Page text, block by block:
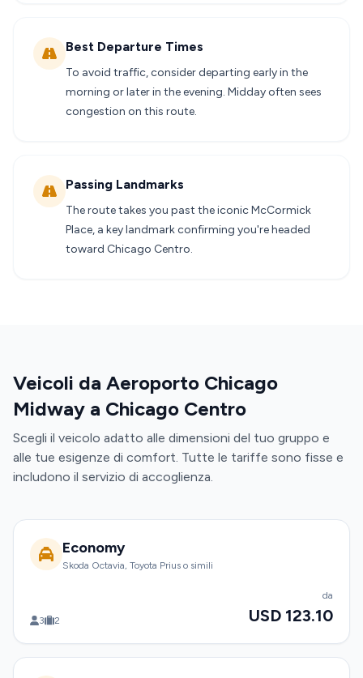
Best Departure Times
To avoid traffic, consider departing early in the
morning or later in the evening. Midday often sees
congestion on this route.
Passing Landmarks
The route takes you past the iconic McCormick
Place, a key landmark confirming you're headed
toward Chicago Centro.
Veicoli da Aeroporto Chicago
Midway a Chicago Centro
Scegli il veicolo adatto alle dimensioni del tuo gruppo e
alle tue esigenze di comfort. Tutte le tariffe sono fisse e
includono il servizio di accoglienza.
Economy
Skoda Octavia, Toyota Prius o simili
3 2
da
USD 123.10